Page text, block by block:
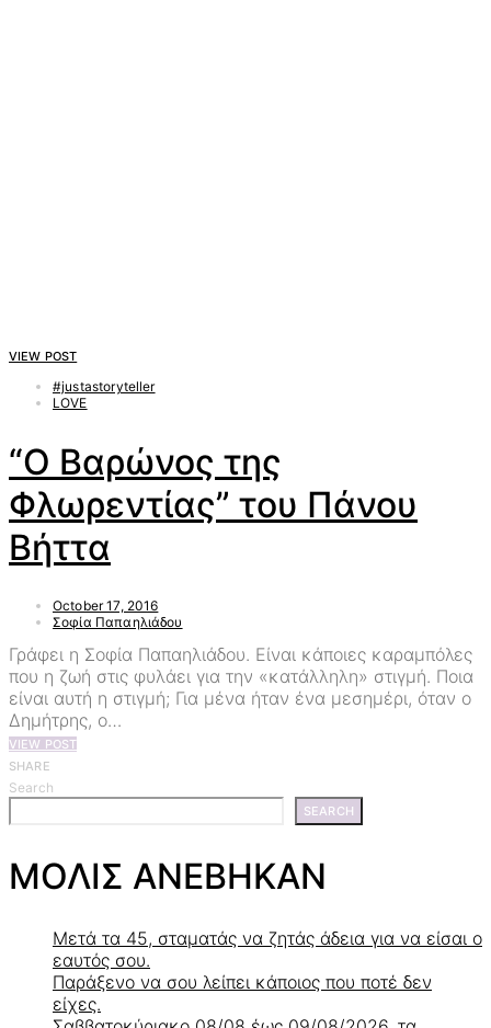
VIEW POST
#justastoryteller
LOVE
“Ο Βαρώνος της
Φλωρεντίας” του Πάνου
Βήττα
October 17, 2016
Σοφία Παπαηλιάδου
Γράφει η Σοφία Παπαηλιάδου. Είναι κάποιες καραμπόλες
που η ζωή στις φυλάει για την «κατάλληλη» στιγμή. Ποια
είναι αυτή η στιγμή; Για μένα ήταν ένα μεσημέρι, όταν ο
Δημήτρης, ο…
VIEW POST
SHARE
Search
SEARCH
ΜΟΛΙΣ ΑΝΕΒΗΚΑΝ
Μετά τα 45, σταματάς να ζητάς άδεια για να είσαι ο
εαυτός σου.
Παράξενο να σου λείπει κάποιος που ποτέ δεν
είχες.